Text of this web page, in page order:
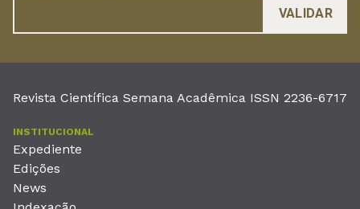
Revista Científica Semana Acadêmica ISSN 2236-6717
INSTITUCIONAL
Expediente
Edições
News